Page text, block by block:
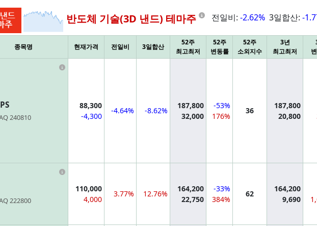
반도체 기술(3D 낸드) 테마주 Information
전일비: -2.62% 3일합산: -
종목명 현재가격 전일비 3일합산
52주
최고최저
52주
변동률
52주
소외지수
3년
최고최저
240810
Information
88,300
-4,300
-4.64% -8.62%
187,800
32,000
-53%
176%
36
187,800
20,800
222800
Information
110,000
4,000
3.77% 12.76%
164,200
22,750
-33%
384%
62
164,200
9,690